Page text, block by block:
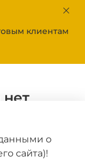
клиентам
о
сайта)!